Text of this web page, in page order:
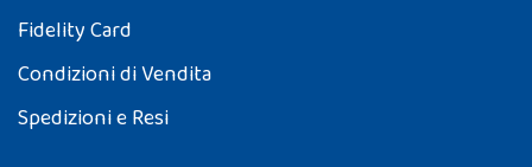
Fidelity Card
Condizioni di Vendita
Spedizioni e Resi